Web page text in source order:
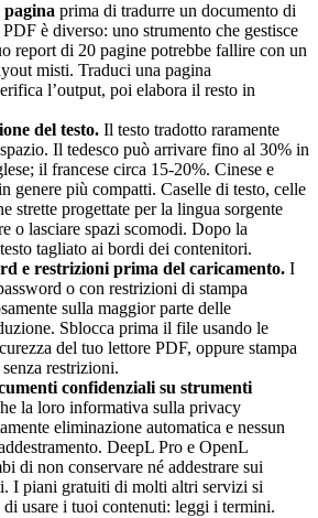
prima di tradurre un documento di
è diverso: uno strumento che gestisce
report di 20 pagine potrebbe fallire con un
misti. Traduci una pagina
l’output, poi elabora il resto in
del testo. Il testo tradotto raramente
Il tedesco può arrivare fino al 30% in
il francese circa 15-20%. Cinese e
genere più compatti. Caselle di testo, celle
strette progettate per la lingua sorgente
o lasciare spazi scomodi. Dopo la
tagliato ai bordi dei contenitori.
e restrizioni prima del caricamento. I
o con restrizioni di stampa
sulla maggior parte delle
Sblocca prima il file usando le
del tuo lettore PDF, oppure stampa
restrizioni.
confidenziali su strumenti
la loro informativa sulla privacy
eliminazione automatica e nessun
DeepL Pro e OpenL
di non conservare né addestrare sui
I piani gratuiti di molti altri servizi si
usare i tuoi contenuti: leggi i termini.